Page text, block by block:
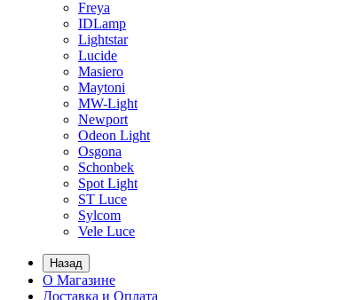
Freya
IDLamp
Lightstar
Lucide
Masiero
Maytoni
MW-Light
Newport
Odeon Light
Osgona
Schonbek
Spot Light
ST Luce
Sylcom
Vele Luce
Назад
О Магазине
Доставка и Оплата